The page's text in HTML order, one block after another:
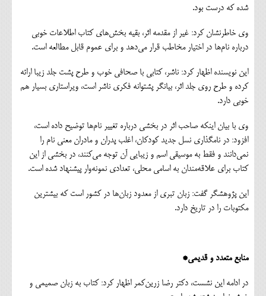
شده که درست بود.
وی خاطرنشان کرد: غیر از مقدمه اثر، بقیه بخش‌های کتاب اطلاعات خوبی
درباره نام‌ها در اختیار مخاطب قرار می‌دهد و برای عموم قابل مطالعه است.
این نویسنده اظهار کرد: ناشر، کتابی با صحافی خوب و طرح پشت جلد زیبا ارائه
کرده و طرح روی جلد اثر، بیانگر پشتوانه فکری ناشر است، ویراستاری بسیار هم
خوبی دارد.
وی با بیان اینکه صاحب اثر در بخشی درباره تغییر نام‌ها توضیح داده است،
افزود: در نامگذاری نسل جدید کودکان، اغلب پدران و مادران معنی نام را
نمی‌دانند و فقط به موسیقی اسم و زیبایی آن توجه می‌کنند، در بخشی از این
کتاب برای علاقه‌مندان به اسامی محلی، تعدادی نمونه‌وار پیشنهاد شده است.
این پژوهشگر گفت: زبان تبری از معدود زبان‌ها در کشور است که بیشترین
مکتوبات را در تاریخ دارد.
منابع متعدد و قدیمی*
در ادامه این نشست، دکتر رضا زرین‌کمر اظهار کرد: کتاب به زبان صمیمی و